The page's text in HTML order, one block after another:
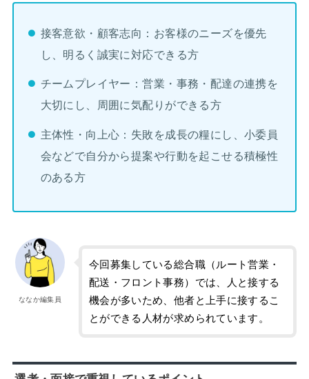
接客意欲・顧客志向：お客様のニーズを優先
し、明るく誠実に対応できる方
チームプレイヤー：営業・事務・配達の連携を
大切にし、周囲に気配りができる方
主体性・向上心：失敗を成長の糧にし、小委員
会などで自分から提案や行動を起こせる積極性
のある方
ななか編集員
今回募集している総合職（ルート営業・
配送・フロント事務）では、人と接する
機会が多いため、他者と上手に接するこ
とができる人材が求められています。